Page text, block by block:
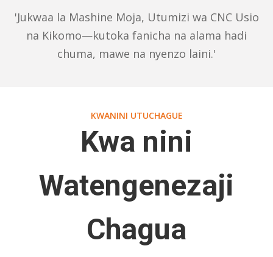
'Jukwaa la Mashine Moja, Utumizi wa CNC Usio
na Kikomo—kutoka fanicha na alama hadi
chuma, mawe na nyenzo laini.'
KWANINI UTUCHAGUE
Kwa nini
Watengenezaji
Chagua